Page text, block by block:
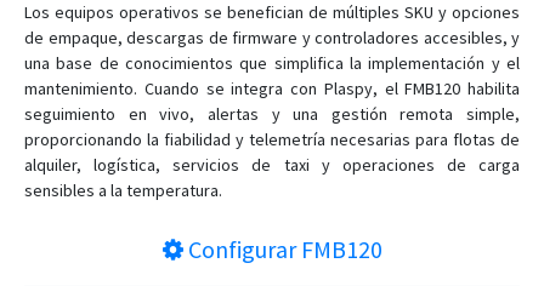
Los equipos operativos se benefician de múltiples SKU y opciones
de empaque, descargas de firmware y controladores accesibles, y
una base de conocimientos que simplifica la implementación y el
mantenimiento. Cuando se integra con Plaspy, el FMB120 habilita
seguimiento en vivo, alertas y una gestión remota simple,
proporcionando la fiabilidad y telemetría necesarias para flotas de
alquiler, logística, servicios de taxi y operaciones de carga
sensibles a la temperatura.
ConfigurarFMB120